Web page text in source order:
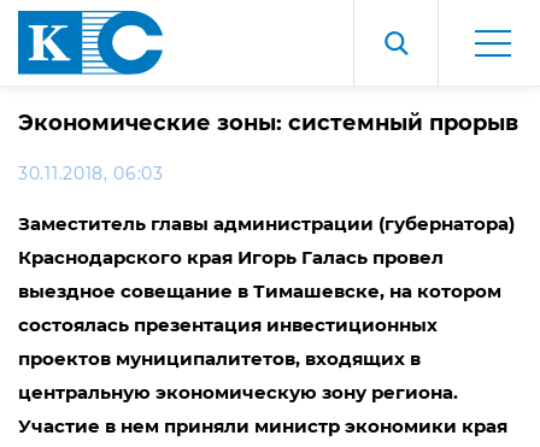
Экономические зоны: системный прорыв
30.11.2018, 06:03
Заместитель главы администрации (губернатора)
Краснодарского края Игорь Галась провел
выездное совещание в Тимашевске, на котором
состоялась презентация инвестиционных
проектов муниципалитетов, входящих в
центральную экономическую зону региона.
Участие в нем приняли министр экономики края